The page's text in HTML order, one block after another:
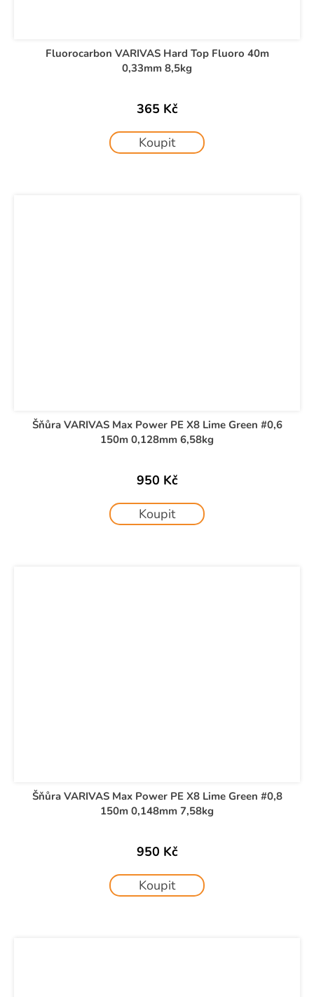
Fluorocarbon VARIVAS Hard Top Fluoro 40m
0,33mm 8,5kg
365 Kč
Koupit
Šňůra VARIVAS Max Power PE X8 Lime Green #0,6
150m 0,128mm 6,58kg
950 Kč
Koupit
Šňůra VARIVAS Max Power PE X8 Lime Green #0,8
150m 0,148mm 7,58kg
950 Kč
Koupit